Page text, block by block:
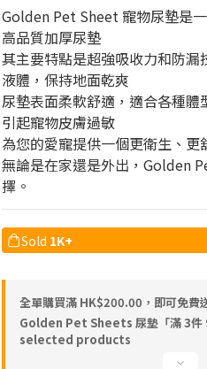
Golden Pet Sheet 寵物尿墊是一
高品質加厚尿墊
其主要特點是超強吸收力和防漏
液體，保持地面乾爽
尿墊表面柔軟舒適，適合各種體
引起寵物皮膚過敏
為您的愛寵提供一個更衛生、更
無論是在家還是外出，Golden
擇。
Sold 1K+
全單購買滿 HK$200.00，即可免
Golden Pet Sheets 尿墊「滿 3件
selected products